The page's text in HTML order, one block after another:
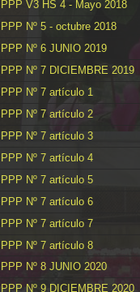
PPP V3 HS 4 - Mayo 2018
PPP Nº 5 - octubre 2018
PPP Nº 6 JUNIO 2019
PPP Nº 7 DICIEMBRE 2019
PPP Nº 7 artículo 1
PPP Nº 7 artículo 2
PPP Nº 7 artículo 3
PPP Nº 7 artículo 4
PPP Nº 7 artículo 5
PPP Nº 7 artículo 6
PPP Nº 7 artículo 7
PPP Nº 7 artículo 8
PPP Nº 8 JUNIO 2020
PPP Nº 9 DICIEMBRE 2020